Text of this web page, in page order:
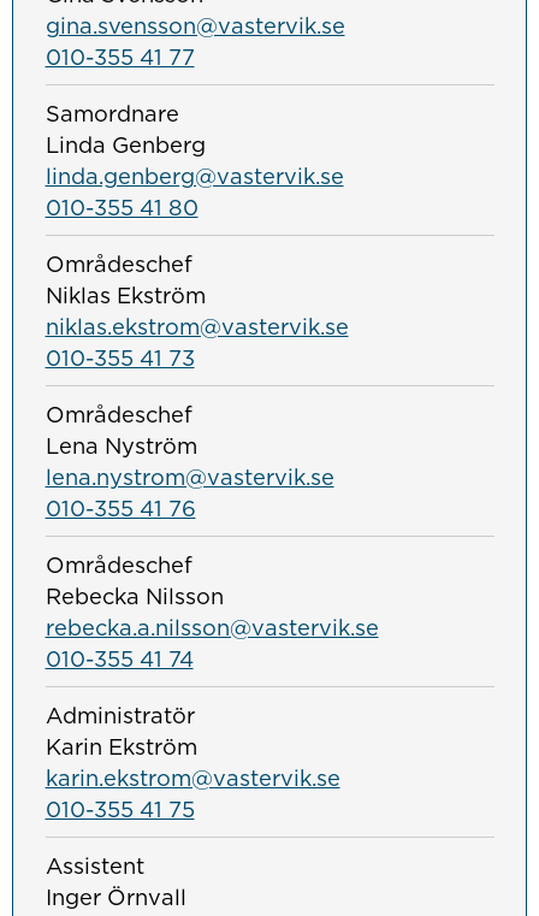
gina.svensson@vastervik.se
010-355 41 77
Samordnare
Linda Genberg
linda.genberg@vastervik.se
010-355 41 80
Områdeschef
Niklas Ekström
niklas.ekstrom@vastervik.se
010-355 41 73
Områdeschef
Lena Nyström
lena.nystrom@vastervik.se
010-355 41 76
Områdeschef
Rebecka Nilsson
rebecka.a.nilsson@vastervik.se
010-355 41 74
Administratör
Karin Ekström
karin.ekstrom@vastervik.se
010-355 41 75
Assistent
Inger Örnvall